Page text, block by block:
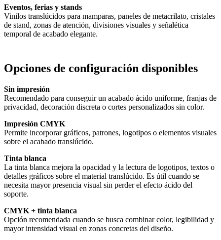
Eventos, ferias y stands
Vinilos translúcidos para mamparas, paneles de metacrilato, cristales
de stand, zonas de atención, divisiones visuales y señalética
temporal de acabado elegante.
Opciones de configuración disponibles
Sin impresión
Recomendado para conseguir un acabado ácido uniforme, franjas de
privacidad, decoración discreta o cortes personalizados sin color.
Impresión CMYK
Permite incorporar gráficos, patrones, logotipos o elementos visuales
sobre el acabado translúcido.
Tinta blanca
La tinta blanca mejora la opacidad y la lectura de logotipos, textos o
detalles gráficos sobre el material translúcido. Es útil cuando se
necesita mayor presencia visual sin perder el efecto ácido del
soporte.
CMYK + tinta blanca
Opción recomendada cuando se busca combinar color, legibilidad y
mayor intensidad visual en zonas concretas del diseño.